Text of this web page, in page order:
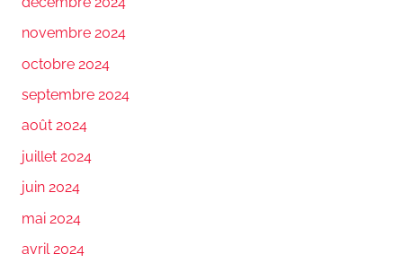
novembre 2024
octobre 2024
septembre 2024
août 2024
juillet 2024
juin 2024
mai 2024
avril 2024